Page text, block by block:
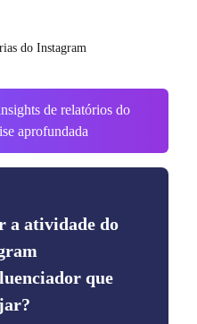
do Instagram
de relatórios do
aprofundada
a atividade do
que